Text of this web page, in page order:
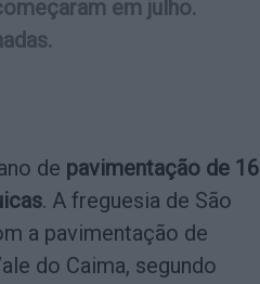
em julho.
de pavimentação de 16
. A freguesia de São
a pavimentação de
do Caima, segundo